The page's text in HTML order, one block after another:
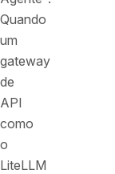
Quando
um
gateway
de
API
como
o
LiteLLM